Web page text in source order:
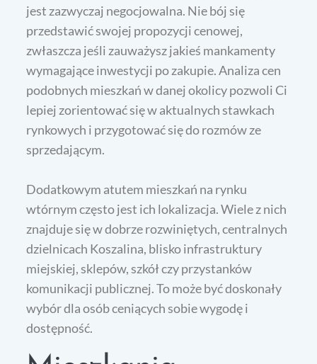
jest zazwyczaj negocjowalna. Nie bój się
przedstawić swojej propozycji cenowej,
zwłaszcza jeśli zauważysz jakieś mankamenty
wymagające inwestycji po zakupie. Analiza cen
podobnych mieszkań w danej okolicy pozwoli Ci
lepiej zorientować się w aktualnych stawkach
rynkowych i przygotować się do rozmów ze
sprzedającym.
Dodatkowym atutem mieszkań na rynku
wtórnym często jest ich lokalizacja. Wiele z nich
znajduje się w dobrze rozwiniętych, centralnych
dzielnicach Koszalina, blisko infrastruktury
miejskiej, sklepów, szkół czy przystanków
komunikacji publicznej. To może być doskonały
wybór dla osób ceniących sobie wygodę i
dostępność.